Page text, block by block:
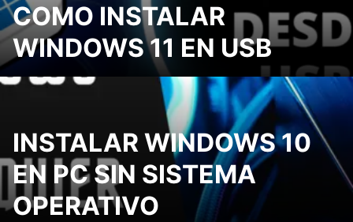
COMO INSTALAR
WINDOWS 11 EN USB
INSTALAR WINDOWS 10
EN PC SIN SISTEMA
OPERATIVO